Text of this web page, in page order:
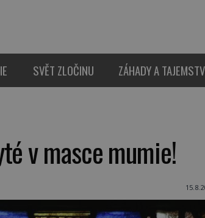
SVĚT ZLOČINU ZÁHADY A
v masce mumie!